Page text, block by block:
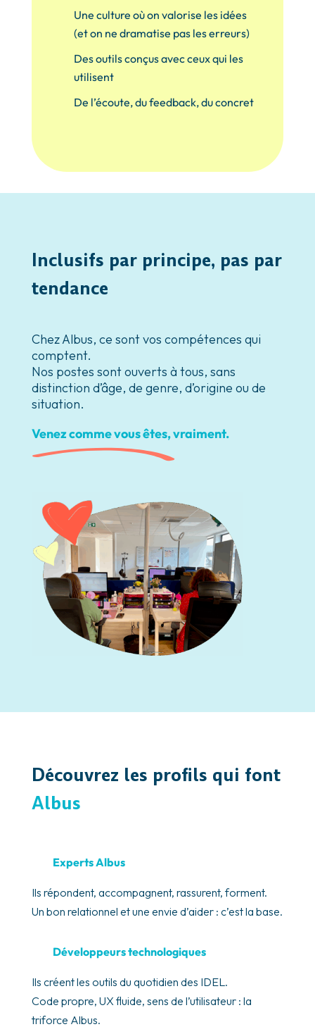
Une culture où on valorise les idées
(et on ne dramatise pas les erreurs)
Des outils conçus avec ceux qui les
utilisent
De l’écoute, du feedback, du concret
Inclusifs par principe, pas par
tendance
Chez Albus, ce sont vos compétences qui
comptent.
Nos postes sont ouverts à tous, sans
distinction d’âge, de genre, d’origine ou de
situation.
Venez comme vous êtes, vraiment.
Découvrez les profils qui font
Albus
Experts Albus
Ils répondent, accompagnent, rassurent, forment.
Un bon relationnel et une envie d’aider : c’est la base.
Développeurs technologiques
Ils créent les outils du quotidien des IDEL.
Code propre, UX fluide, sens de l’utilisateur : la
triforce Albus.